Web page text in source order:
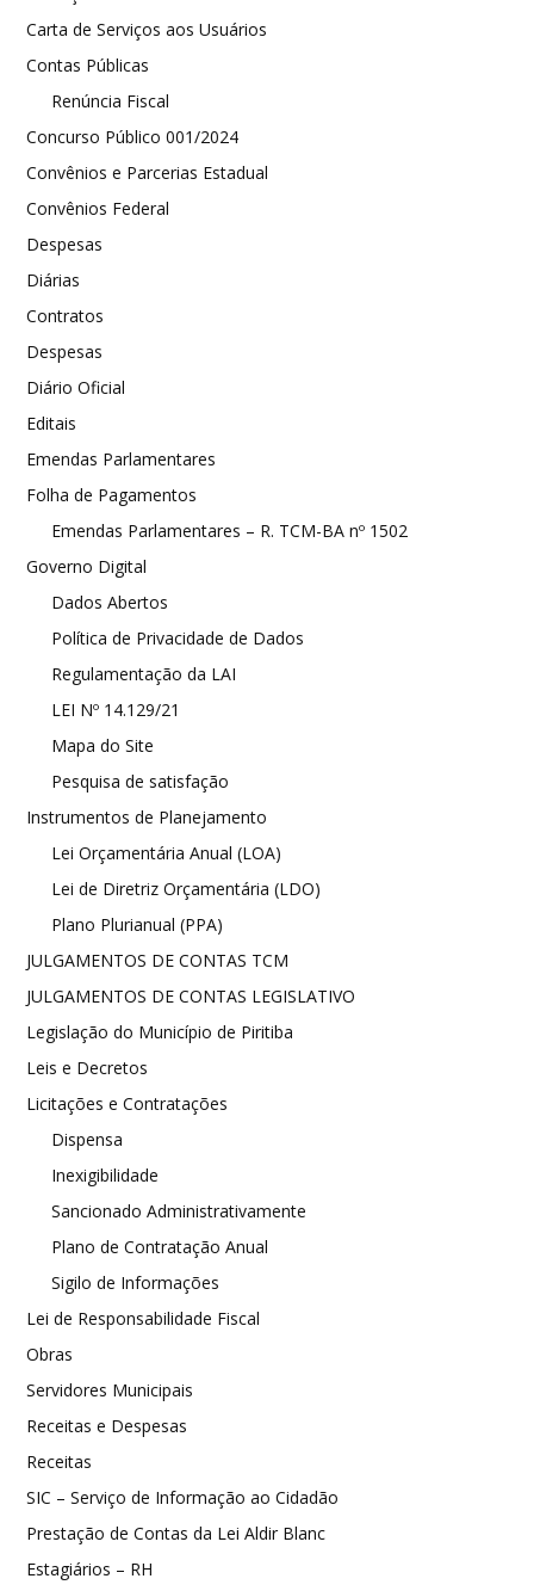
Carta de Serviços aos Usuários
Contas Públicas
Renúncia Fiscal
Concurso Público 001/2024
Convênios e Parcerias Estadual
Convênios Federal
Despesas
Diárias
Contratos
Despesas
Diário Oficial
Editais
Emendas Parlamentares
Folha de Pagamentos
Emendas Parlamentares – R. TCM-BA nº 1502
Governo Digital
Dados Abertos
Política de Privacidade de Dados
Regulamentação da LAI
LEI Nº 14.129/21
Mapa do Site
Pesquisa de satisfação
Instrumentos de Planejamento
Lei Orçamentária Anual (LOA)
Lei de Diretriz Orçamentária (LDO)
Plano Plurianual (PPA)
JULGAMENTOS DE CONTAS TCM
JULGAMENTOS DE CONTAS LEGISLATIVO
Legislação do Município de Piritiba
Leis e Decretos
Licitações e Contratações
Dispensa
Inexigibilidade
Sancionado Administrativamente
Plano de Contratação Anual
Sigilo de Informações
Lei de Responsabilidade Fiscal
Obras
Servidores Municipais
Receitas e Despesas
Receitas
SIC – Serviço de Informação ao Cidadão
Prestação de Contas da Lei Aldir Blanc
Estagiários – RH